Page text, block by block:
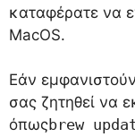
καταφέρατε να
MacOS.
Εάν
σας ζητηθεί να
όπωςbrew